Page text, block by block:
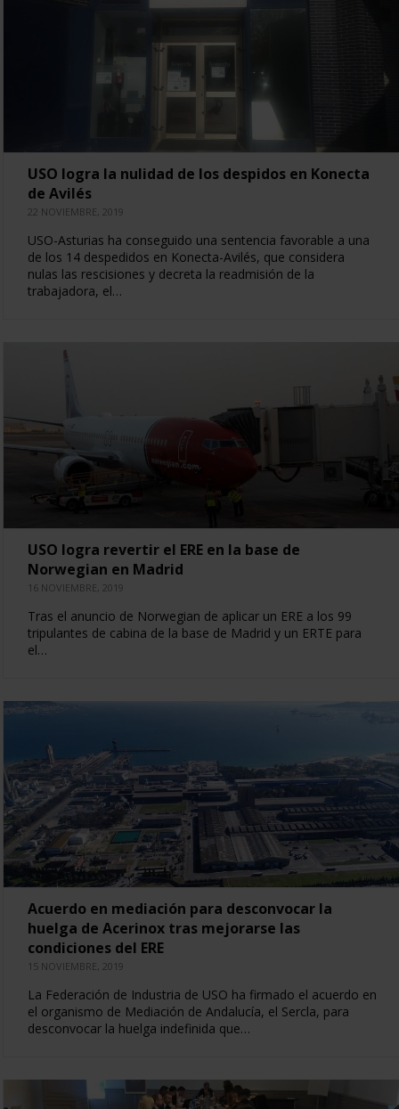
USO logra la nulidad de los despidos en Konecta
de Avilés
22 NOVIEMBRE, 2019
USO-Asturias ha conseguido una sentencia favorable a una
de los 14 despedidos en Konecta-Avilés, que considera
nulas las rescisiones y decreta la readmisión de la
trabajadora, el…
USO logra revertir el ERE en la base de
Norwegian en Madrid
16 NOVIEMBRE, 2019
Tras el anuncio de Norwegian de aplicar un ERE a los 99
tripulantes de cabina de la base de Madrid y un ERTE para
el…
Acuerdo en mediación para desconvocar la
huelga de Acerinox tras mejorarse las
condiciones del ERE
15 NOVIEMBRE, 2019
La Federación de Industria de USO ha firmado el acuerdo en
el organismo de Mediación de Andalucía, el Sercla, para
desconvocar la huelga indefinida que…